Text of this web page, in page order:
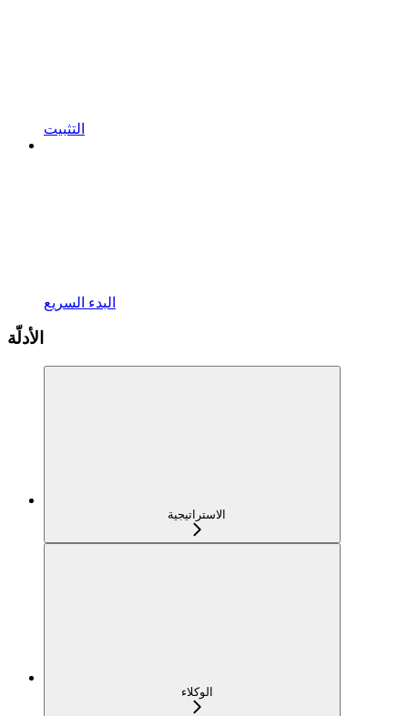
التثبيت
البدء السريع
الأدلّة
الاستراتيجية
الوكلاء